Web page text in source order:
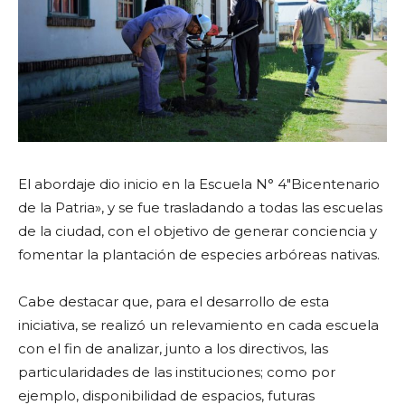
El abordaje dio inicio en la Escuela N° 4″Bicentenario
de la Patria», y se fue trasladando a todas las escuelas
de la ciudad, con el objetivo de generar conciencia y
fomentar la plantación de especies arbóreas nativas.
Cabe destacar que, para el desarrollo de esta
iniciativa, se realizó un relevamiento en cada escuela
con el fin de analizar, junto a los directivos, las
particularidades de las instituciones; como por
ejemplo, disponibilidad de espacios, futuras